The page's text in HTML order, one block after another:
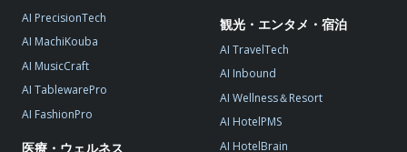
AI PrecisionTech
AI MachiKouba
AI MusicCraft
AI TablewarePro
AI FashionPro
医療・ウェルネス
観光・エンタメ・宿泊
AI TravelTech
AI Inbound
AI Wellness＆Resort
AI HotelPMS
AI HotelBrain